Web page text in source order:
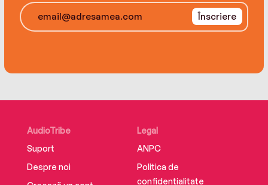
Înscriere
AudioTribe
Suport
Despre noi
Legal
ANPC
Politica de
confidențialitate